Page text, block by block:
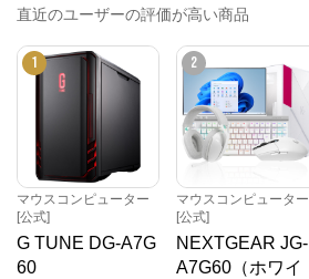
直近のユーザーの評価が高い商品
1
マウスコンピューター
[公式]
G TUNE DG-A7G
60
2
マウスコンピューター
[公式]
NEXTGEAR JG-
A7G60（ホワイ